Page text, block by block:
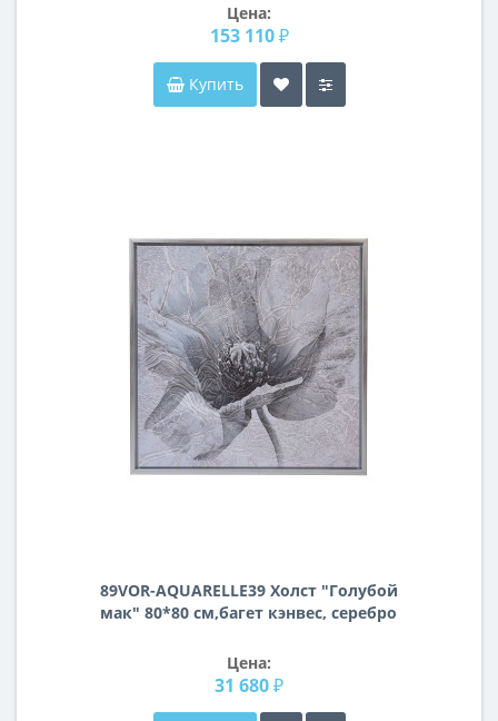
Цена:
153 110 ₽
Купить
89VOR-AQUARELLE39 Холст "Голубой
мак" 80*80 см,багет кэнвес, серебро
Цена:
31 680 ₽